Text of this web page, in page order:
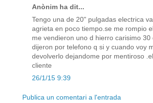
Anònim ha dit...
Tengo una de 20" pulgadas electrica
agrieta en poco tiempo.se me rompio
me vendieron uno d hierro carisimo
dijeron por telefono q si y cuando voy
devolverlo dejandome por mentiroso
cliente
26/1/15 9:39
Publica un comentari a l'entrada